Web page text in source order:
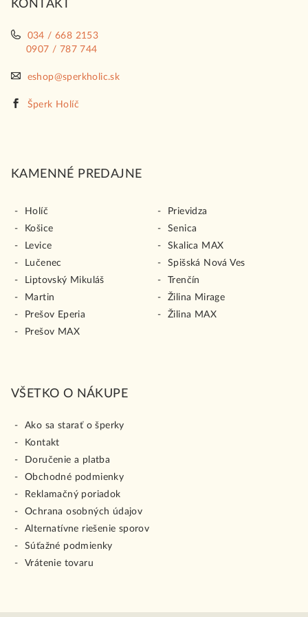
KONTAKT
034 / 668 2153
0907 / 787 744
eshop@sperkholic.sk
Šperk Holíč
KAMENNÉ PREDAJNE
Holíč
Košice
Levice
Lučenec
Liptovský Mikuláš
Martin
Prešov Eperia
Prešov MAX
Prievidza
Senica
Skalica MAX
Spišská Nová Ves
Trenčín
Žilina Mirage
Žilina MAX
VŠETKO O NÁKUPE
Ako sa starať o šperky
Kontakt
Doručenie a platba
Obchodné podmienky
Reklamačný poriadok
Ochrana osobných údajov
Alternatívne riešenie sporov
Súťažné podmienky
Vrátenie tovaru